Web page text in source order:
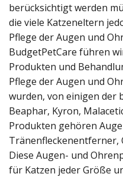
berücksichtigt werden
die viele Katzeneltern
Pflege der Augen und
BudgetPetCare führen
Produkten und
Pflege der Augen und
wurden, von einigen der
Beaphar, Kyron,
Produkten gehören
Tränenfleckenentferner,
Diese Augen- und
für Katzen jeder Größe